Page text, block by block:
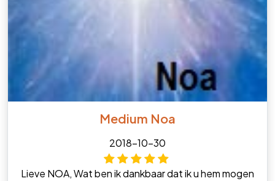
Medium Noa
2018-10-30
Lieve NOA, Wat ben ik dankbaar dat ik u hem mogen